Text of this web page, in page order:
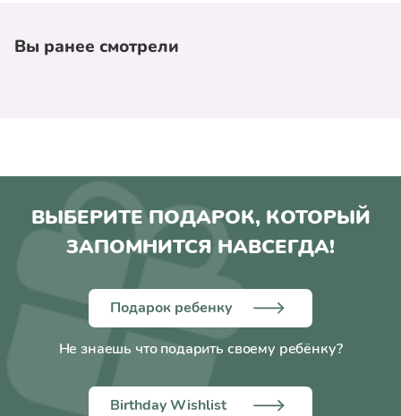
Вы ранее смотрели
ВЫБЕРИТЕ ПОДАРОК, КОТОРЫЙ
ЗАПОМНИТСЯ НАВСЕГДА!
Подарок ребенку
Не знаешь что подарить своему ребёнку?
Birthday Wishlist